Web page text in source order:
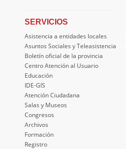
SERVICIOS
Asistencia a entidades locales
Asuntos Sociales y Teleasistencia
Boletín oficial de la provincia
Centro Atención al Usuario
Educación
IDE-GIS
Atención Ciudadana
Salas y Museos
Congresos
Archivos
Formación
Registro